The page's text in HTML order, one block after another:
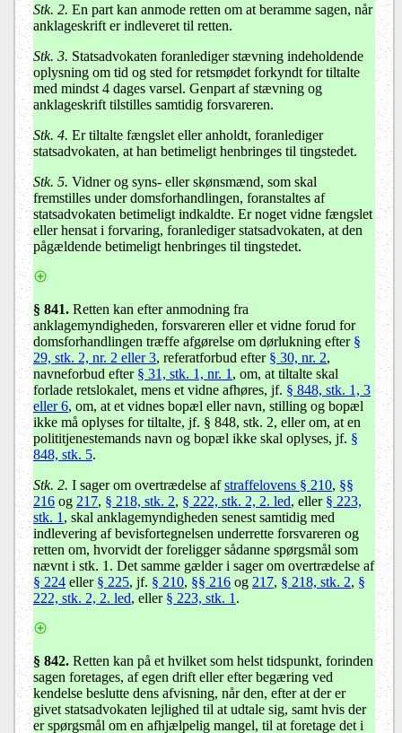
Stk. 2. En part kan anmode retten om at beramme sagen, når
anklageskrift er indleveret til retten.
Stk. 3. Statsadvokaten foranlediger stævning indeholdende
oplysning om tid og sted for retsmødet forkyndt for tiltalte
med mindst 4 dages varsel. Genpart af stævning og
anklageskrift tilstilles samtidig forsvareren.
Stk. 4. Er tiltalte fængslet eller anholdt, foranlediger
statsadvokaten, at han betimeligt henbringes til tingstedet.
Stk. 5. Vidner og syns- eller skønsmænd, som skal
fremstilles under domsforhandlingen, foranstaltes af
statsadvokaten betimeligt indkaldte. Er noget vidne fængslet
eller hensat i forvaring, foranlediger statsadvokaten, at den
pågældende betimeligt henbringes til tingstedet.
§ 841. Retten kan efter anmodning fra
anklagemyndigheden, forsvareren eller et vidne forud for
domsforhandlingen træffe afgørelse om dørlukning efter §
29, stk. 2, nr. 2 eller 3, referatforbud efter § 30, nr. 2,
navneforbud efter § 31, stk. 1, nr. 1 , om, at tiltalte skal
forlade retslokalet, mens et vidne afhøres, jf. § 848, stk. 1, 3
eller 6, om, at et vidnes bopæl eller navn, stilling og bopæl
ikke må oplyses for tiltalte, jf. § 848, stk. 2, eller om, at en
polititjenestemands navn og bopæl ikke skal oplyses, jf. §
848, stk. 5.
Stk. 2. I sager om overtrædelse afstraffelovens § 210, §§
216 og 217, § 218, stk. 2, § 222, stk. 2, 2. led, eller § 223,
stk. 1 , skal anklagemyndigheden senest samtidig med
indlevering af bevisfortegnelsen underrette forsvareren og
retten om, hvorvidt der foreligger sådanne spørgsmål som
nævnt i stk. 1. Det samme gælder i sager om overtrædelse af
§ 224 eller § 225, jf. § 210, §§ 216 og 217, § 218, stk. 2, §
222, stk. 2, 2. led, eller § 223, stk. 1 .
§ 842. Retten kan på et hvilket som helst tidspunkt, forinden
sagen foretages, af egen drift eller efter begæring ved
kendelse beslutte dens afvisning, når den, efter at der er
givet statsadvokaten lejlighed til at udtale sig, samt hvis der
er spørgsmål om en afhjælpelig mangel, til at foretage det i